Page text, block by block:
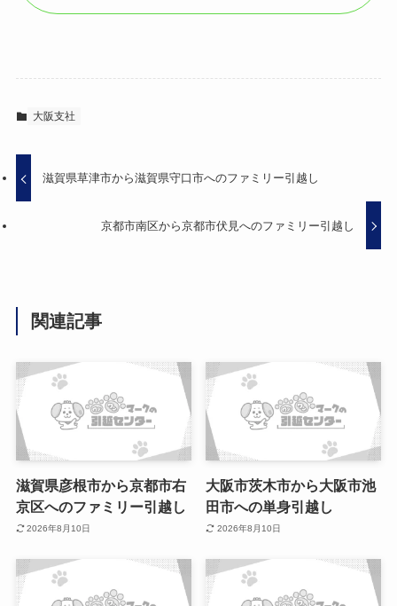
大阪支社
滋賀県草津市から滋賀県守口市へのファミリー引越し
京都市南区から京都市伏見へのファミリー引越し
関連記事
滋賀県彦根市から京都市右
京区へのファミリー引越し
2026年8月10日
大阪市茨木市から大阪市池
田市への単身引越し
2026年8月10日